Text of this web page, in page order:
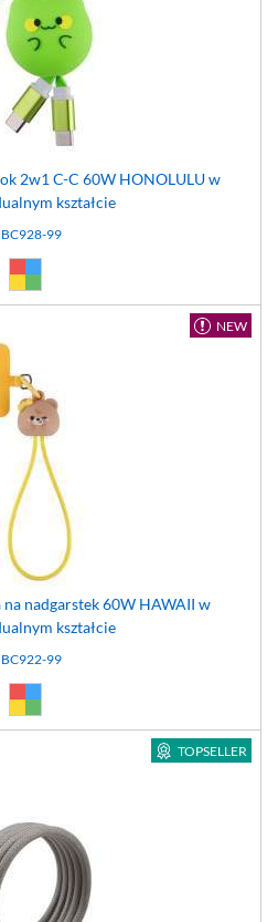
2w1 C-C 60W HONOLULU w
kształcie
BC928-99
NEW
na nadgarstek 60W HAWAII w
kształcie
BC922-99
TOPSELLER